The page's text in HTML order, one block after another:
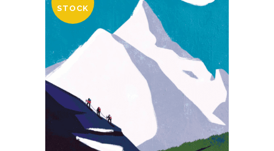
STOCK